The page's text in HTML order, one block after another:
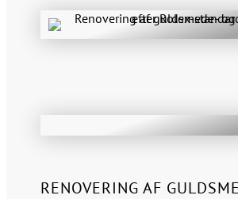
RENOVERING AF